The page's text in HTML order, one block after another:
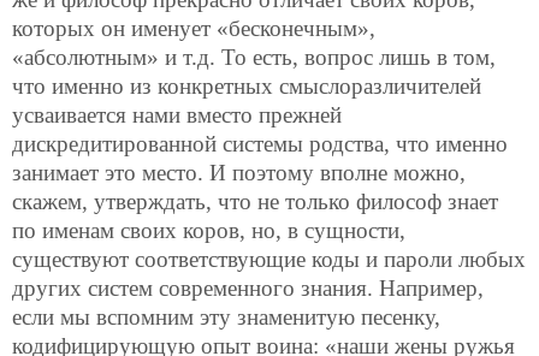
которых он именует «бесконечным»,
«абсолютным» и т.д. То есть, вопрос лишь в том,
что именно из конкретных смыслоразличителей
усваивается нами вместо прежней
дискредитированной системы родства, что именно
занимает это место. И поэтому вполне можно,
скажем, утверждать, что не только философ знает
по именам своих коров, но, в сущности,
существуют соответствующие коды и пароли любых
других систем современного знания. Например,
если мы вспомним эту знаменитую песенку,
кодифицирующую опыт воина: «наши жены ружья